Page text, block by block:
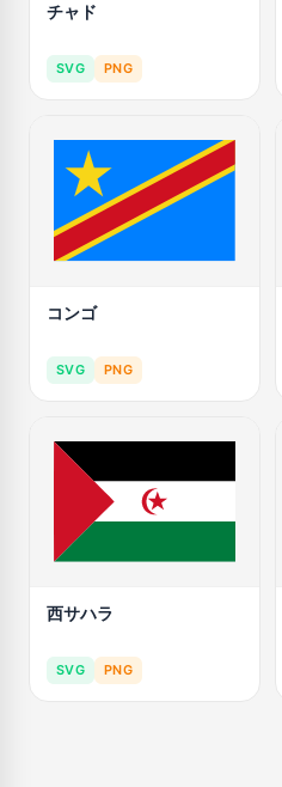
チャド
SVG PNG
コンゴ
SVG PNG
西サハラ
SVG PNG